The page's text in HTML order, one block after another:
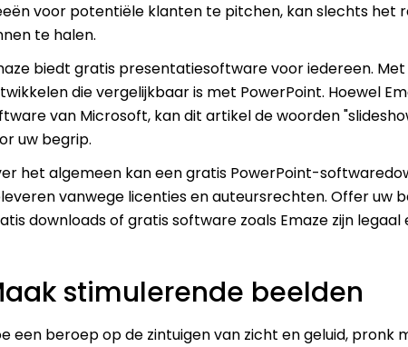
voor potentiële klanten te pitchen, kan slechts het
te halen.
biedt gratis presentatiesoftware voor iedereen.
die vergelijkbaar is met PowerPoint. Hoewel
van Microsoft, kan dit artikel de woorden
uw begrip.
het algemeen kan een gratis PowerPoint-
vanwege licenties en auteursrechten. Offer uw
downloads of gratis software zoals Emaze zijn legaal
stimulerende beelden
een beroep op de zintuigen van zicht en geluid,